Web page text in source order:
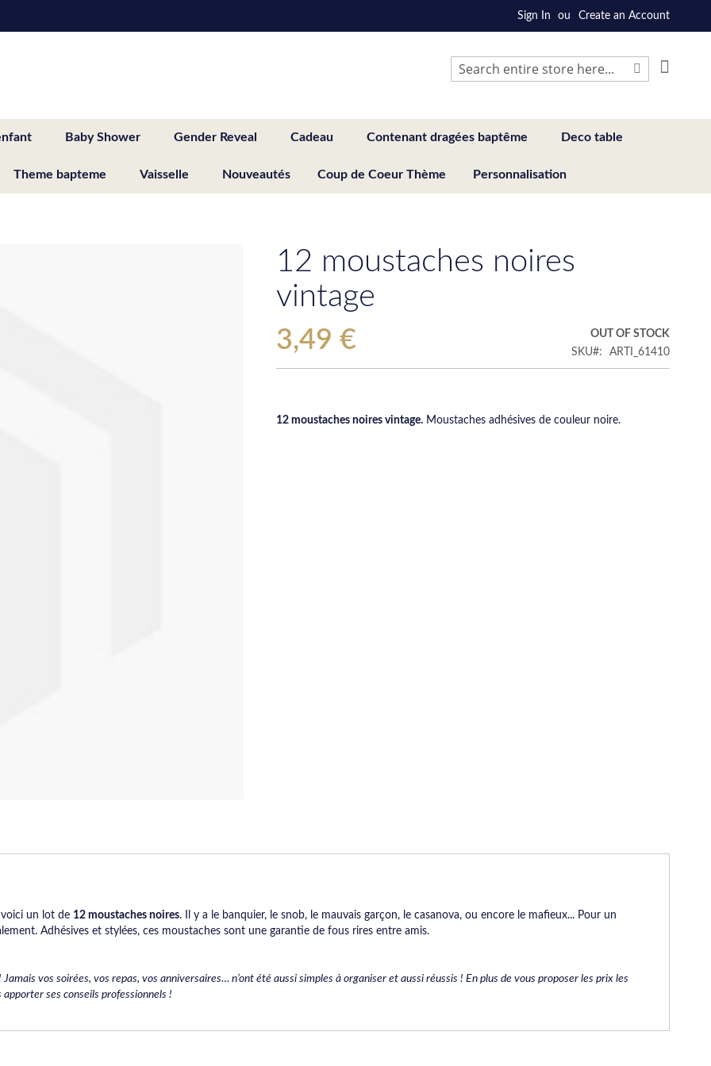
Sign In Create an Account
Search
Baby Shower Gender Reveal Cadeau Contenant dragées baptême Deco table
Theme bapteme Vaisselle Nouveautés Coup de Coeur Thème Personnalisation
12 moustaches noires
vintage
3,49 €
OUT OF STOCK
SKU
ARTI_61410
12 moustaches noires vintage. Moustaches adhésives de couleur noire.
un lot de 12 moustaches noires. Il y a le banquier, le snob, le mauvais garçon, le casanova, ou encore le mafieux... Pour un
Adhésives et stylées, ces moustaches sont une garantie de fous rires entre amis.
vos soirées, vos repas, vos anniversaires… n’ont été aussi simples à organiser et aussi réussis ! En plus de vous proposer les prix les
ses conseils professionnels !